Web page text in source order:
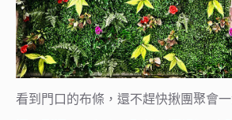
看到門口的布條，還不趕快揪團聚會